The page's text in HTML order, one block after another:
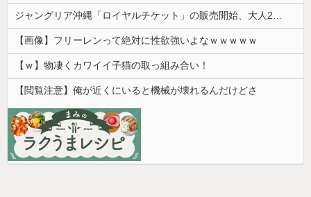
ジャングリア沖縄「ロイヤルチケット」の販売開始、大人29,700円にｗｗｗｗｗｗｗｗｗ
【画像】フリーレンって絶対に性欲強いよなｗｗｗｗｗ
【ｗ】物凄くカワイイ子猫の取っ組み合い！
【閲覧注意】俺が近くにいると機械が壊れるんだけどさ